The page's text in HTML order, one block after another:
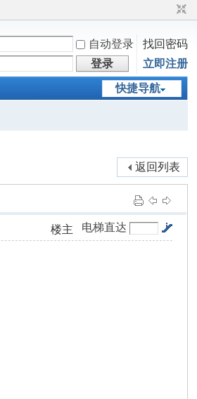
自动登录
找回密码
登录 立即注册
快捷导航
返回列表
电梯直达
楼主